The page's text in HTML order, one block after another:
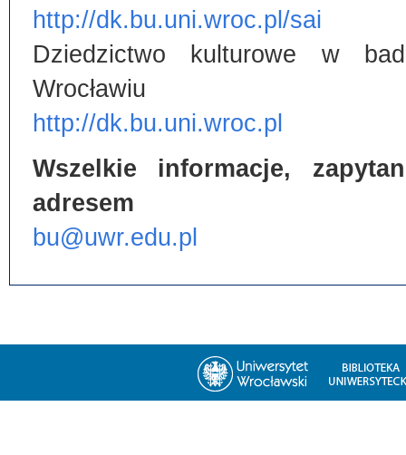
http://dk.bu.uni.wroc.pl/sai
Dziedzictwo kulturowe w
Wrocławiu
http://dk.bu.uni.wroc.pl
Wszelkie informacje,
adresem
bu@uwr.edu.pl